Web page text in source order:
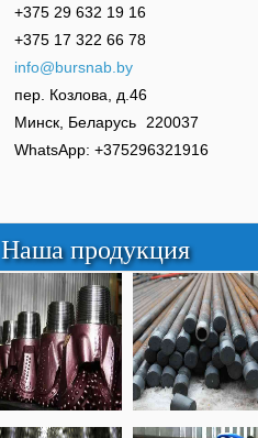
+375 29 632 19 16
+375 17 322 66 78
info@bursnab.by
пер. Козлова, д.46
Минск, Беларусь 220037
WhatsApp: +375296321916
Наша продукция